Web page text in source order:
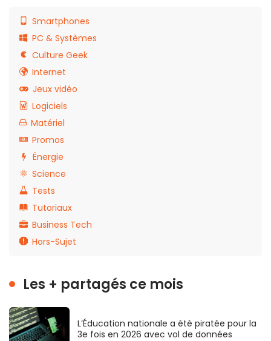
Smartphones
PC & Systèmes
Culture Geek
Internet
Jeux vidéo
Logiciels
Matériel
Promos
Énergie
Science
Tests
Tutoriaux
Business Tech
Hors-Sujet
Les + partagés ce mois
L’Éducation nationale a été piratée pour la
3e fois en 2026 avec vol de données